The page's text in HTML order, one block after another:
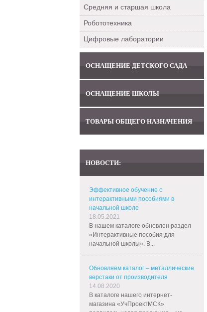
Средняя и старшая школа
Робототехника
Цифровые лаборатории
ОСНАЩЕНИЕ ДЕТСКОГО САДА
ОСНАЩЕНИЕ ШКОЛЫ
ТОВАРЫ ОБЩЕГО НАЗНАЧЕНИЯ
НОВОСТИ:
Эффективное обучение с
интерактивными пособиями в
начальной школе
18.05.2021
В нашем каталоге обновлен раздел
«Интерактивные пособия для
начальной школы». В...
Обновляем каталог – металлические
верстаки от производителя
14.08.2020
В каталоге нашего интернет-
магазина «УчПроектМСК»